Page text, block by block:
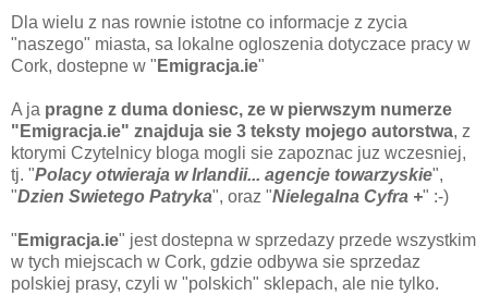
Dla wielu z nas rownie istotne co informacje z zycia
"naszego" miasta, sa lokalne ogloszenia dotyczace pracy w
Cork, dostepne w " Emigracja.ie"
A ja pragne z duma doniesc, ze w pierwszym numerze
"Emigracja.ie" znajduja sie 3 teksty mojego autorstwa, z
ktorymi Czytelnicy bloga mogli sie zapoznac juz wczesniej,
tj. "Polacy otwieraja w Irlandii... agencje towarzyskie",
"Dzien Swietego Patryka", oraz "Nielegalna Cyfra +" :-)
" Emigracja.ie" jest dostepna w sprzedazy przede wszystkim
w tych miejscach w Cork, gdzie odbywa sie sprzedaz
polskiej prasy, czyli w "polskich" sklepach, ale nie tylko.